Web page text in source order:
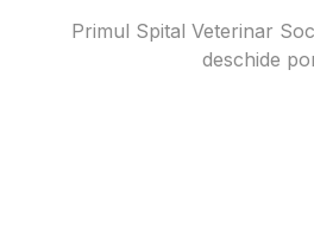
Primul Spital Veterinar
deschide